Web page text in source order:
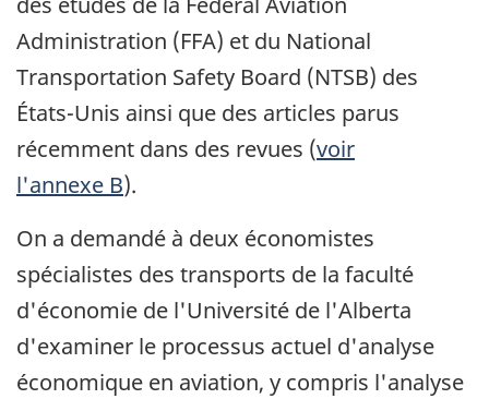
Administration (FFA) et du National
Transportation Safety Board (NTSB) des
États-Unis ainsi que des articles parus
récemment dans des revues (voir
l'annexe B).
On a demandé à deux économistes
spécialistes des transports de la faculté
d'économie de l'Université de l'Alberta
d'examiner le processus actuel d'analyse
économique en aviation, y compris l'analyse